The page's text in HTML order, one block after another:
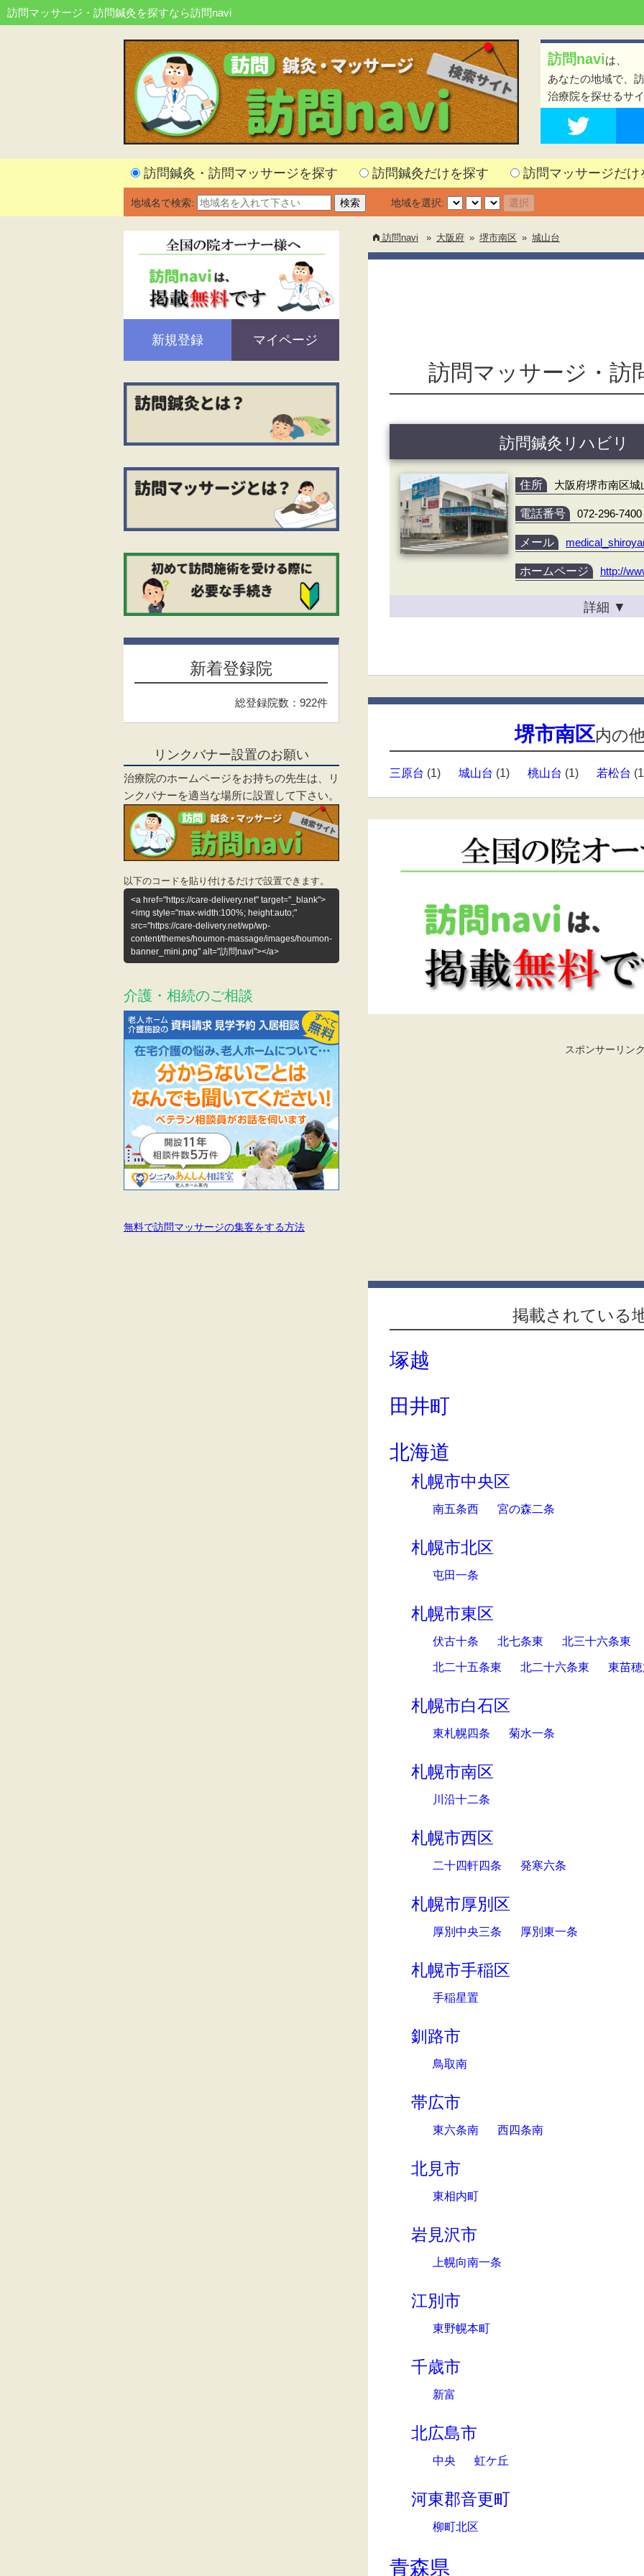
訪問マッサージ・訪問鍼灸を探すなら訪問navi
訪問naviは、
あなたの地域で、
治療院を探せるサ
訪問鍼灸・訪問マッサージを探す 訪問鍼灸だけを探す 訪問マッサージだけ
地域名で検索: 地域を選択:
訪問navi » 大阪府 » 堺市南区 » 城山台
訪問マッサージ・訪
訪問鍼灸リハビリ
住所 大阪府堺市南区城
電話番号 072-296-7400
メール
ホームページ http://
詳細 ▼
堺市南区内の
三原台 (1) 城山台 (1) 桃山台 (1) 若松台
スポンサーリン
掲載されている
塚越
田井町
北海道
札幌市中央区
南五条西 宮の森二条
札幌市北区
屯田一条
札幌市東区
伏古十条 北七条東 北三十六条東
北二十五条東 北二十六条東 東苗
札幌市白石区
東札幌四条 菊水一条
札幌市南区
川沿十二条
札幌市西区
二十四軒四条 発寒六条
札幌市厚別区
厚別中央三条 厚別東一条
札幌市手稲区
手稲星置
釧路市
鳥取南
帯広市
東六条南 西四条南
北見市
東相内町
岩見沢市
上幌向南一条
江別市
東野幌本町
千歳市
新富
北広島市
中央 虹ケ丘
河東郡音更町
柳町北区
青森県
新規登録 マイページ
新着登録院
総登録院数：922件
リンクバナー設置のお願い
治療院のホームページをお持ちの先生は、リ
ンクバナーを適当な場所に設置して下さい。
以下のコードを貼り付けるだけで設置できます。
<a href="https://care-delivery.net" target="_blank">
<img style="max-width:100%; height:auto;"
src="https://care-delivery.net/wp/wp-
content/themes/houmon-massage/images/houmon-
banner_mini.png" alt="訪問navi"></a>
介護・相続のご相談
無料で訪問マッサージの集客をする方法